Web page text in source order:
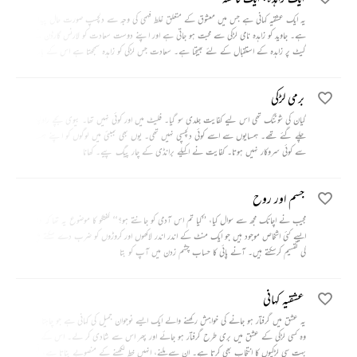
یہ ایک عشقیہ کہانی ہے جس میں معشوق کے متعلق غلط فہمی کی وجہ سے دلچسپ صورت حال پیدا ہو گئی
ہے۔ جاوید کو زاہدہ نامی لڑکی سے محبت ہو جاتی ہے اور اپنے دوست سعادت کو لارنس گارڈن کے
گیٹ پر زاہدہ کے استقبال کے لئے بھیجتا ہے۔ سعادت جس لڑکی کو زاہدہ سمجھتا ہے اس کے بارے
برمی لڑکی
گیان کی شوٹنگ تھی اس لیے کفایت جلدی سو گیا۔ فلیٹ میں اور کوئی نہیں تھا۔ بیوی بچے راولپنڈی
چلے گئے تھے۔ ہمسایوں سے اسے کوئی دلچسپی نہیں تھی۔ یوں بھی بمبئی میں لوگوں کو اپنے ہمسایوں
سے کوئی سروکار نہیں ہوتا۔ کفایت نے اکیلے برانڈی کے چار پیگ پیے۔ کھانا
جسم اور روح
مجیب نے اچانک مجھ سے سوال کیا، ’’کیا تم اس آدمی کو جانتے ہو؟‘‘ گفتگو کا موضوع یہ تھا کہ دنیا میں
ایسے کئی اشخاص موجود ہیں جو ایک منٹ کے اندر اندر لاکھوں اور کروڑوں کو ضرب دے سکتے ہیں، ان
کی تقسیم کرسکتے ہیں۔ آنے پائی کا حساب چشم زدن میں آپ کو بتا
عشقیہ کہانی
یہ عشق میں گرفتار ہو جانے کی خواہش رکھنے والے ایک ایسے نوجوان جمیل کی کہانی ہے جو چاہتا ہے کہ
وہ کسی لڑکی کے عشق میں بری طرح گرفتار ہو جائے اور پھر اس سے شادی کر لے۔ اس کے لیے وہ
بہت سی لڑکیوں کا انتخاب بھی کرتا ہے۔ ان سے ملنے، انہیں خط لکھنے کے منصوبے بناتا ہے، لیکن